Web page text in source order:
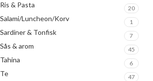
Ris & Pasta 20
Salami/Luncheon/Korv 1
Sardiner & Tonfisk 7
Sås & arom 45
Tahina 6
Te 47